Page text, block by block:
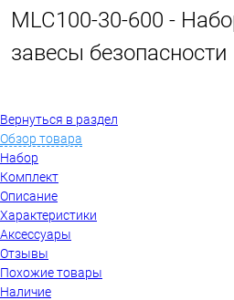
MLC100-30-600 -
завесы безопасности
Вернуться в раздел
Обзор товара
Набор
Комплект
Описание
Характеристики
Аксессуары
Отзывы
Похожие товары
Наличие